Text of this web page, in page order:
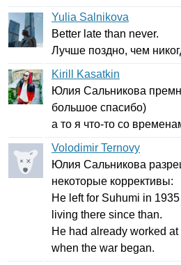
Yulia Salnikova
Better late than never.
Лучше поздно, чем
Kirill Kasatkin
Юлия Сальникова
большое спасибо)
а то я что-то со
Volodimir Ternovy
Юлия Сальникова
некоторые коррективы:
He left for Suhumi in 1935
living there since than.
He had already worked at
when the war began.